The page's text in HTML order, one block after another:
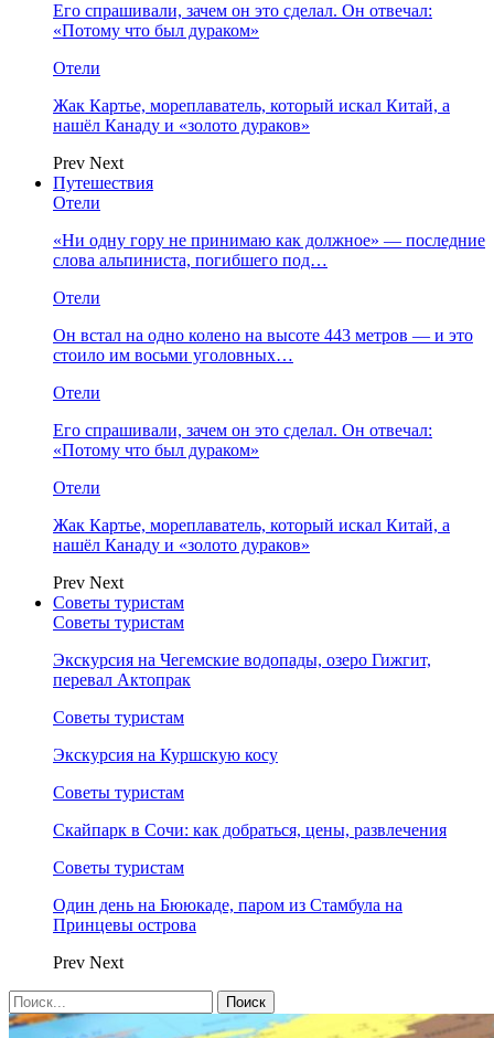
Его спрашивали, зачем он это сделал. Он отвечал:
«Потому что был дураком»
Отели
Жак Картье, мореплаватель, который искал Китай, а
нашёл Канаду и «золото дураков»
Prev Next
Путешествия
Отели
«Ни одну гору не принимаю как должное» — последние
слова альпиниста, погибшего под…
Отели
Он встал на одно колено на высоте 443 метров — и это
стоило им восьми уголовных…
Отели
Его спрашивали, зачем он это сделал. Он отвечал:
«Потому что был дураком»
Отели
Жак Картье, мореплаватель, который искал Китай, а
нашёл Канаду и «золото дураков»
Prev Next
Советы туристам
Советы туристам
Экскурсия на Чегемские водопады, озеро Гижгит,
перевал Актопрак
Советы туристам
Экскурсия на Куршскую косу
Советы туристам
Скайпарк в Сочи: как добраться, цены, развлечения
Советы туристам
Один день на Бююкаде, паром из Стамбула на
Принцевы острова
Prev Next